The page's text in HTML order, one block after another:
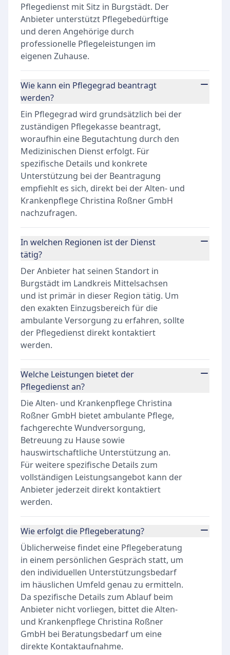
Pflegedienst mit Sitz in Burgstädt. Der
Anbieter unterstützt Pflegebedürftige
und deren Angehörige durch
professionelle Pflegeleistungen im
eigenen Zuhause.
Wie kann ein Pflegegrad beantragt
werden?
Ein Pflegegrad wird grundsätzlich bei der
zuständigen Pflegekasse beantragt,
woraufhin eine Begutachtung durch den
Medizinischen Dienst erfolgt. Für
spezifische Details und konkrete
Unterstützung bei der Beantragung
empfiehlt es sich, direkt bei der Alten- und
Krankenpflege Christina Roßner GmbH
nachzufragen.
In welchen Regionen ist der Dienst
tätig?
Der Anbieter hat seinen Standort in
Burgstädt im Landkreis Mittelsachsen
und ist primär in dieser Region tätig. Um
den exakten Einzugsbereich für die
ambulante Versorgung zu erfahren, sollte
der Pflegedienst direkt kontaktiert
werden.
Welche Leistungen bietet der
Pflegedienst an?
Die Alten- und Krankenpflege Christina
Roßner GmbH bietet ambulante Pflege,
fachgerechte Wundversorgung,
Betreuung zu Hause sowie
hauswirtschaftliche Unterstützung an.
Für weitere spezifische Details zum
vollständigen Leistungsangebot kann der
Anbieter jederzeit direkt kontaktiert
werden.
Wie erfolgt die Pflegeberatung?
Üblicherweise findet eine Pflegeberatung
in einem persönlichen Gespräch statt, um
den individuellen Unterstützungsbedarf
im häuslichen Umfeld genau zu ermitteln.
Da spezifische Details zum Ablauf beim
Anbieter nicht vorliegen, bittet die Alten-
und Krankenpflege Christina Roßner
GmbH bei Beratungsbedarf um eine
direkte Kontaktaufnahme.